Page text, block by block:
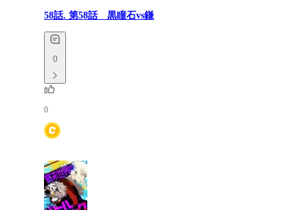
58話. 第58話 黒瞳石vs鎌
0
0